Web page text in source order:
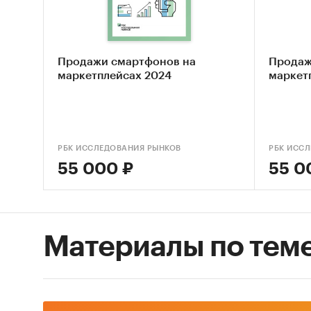
•
•
• Сбор
рынка.
Продажи смартфонов на
маркетплейсах 2024
РБК ИССЛЕДОВАНИЯ РЫНКОВ
55 000 ₽
РБК
55
Материалы по